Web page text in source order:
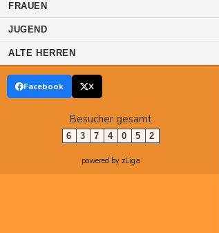
FRAUEN
JUGEND
ALTE HERREN
Facebook X
Besucher gesamt
6 3 7 4 0 5 2
powered by zLiga